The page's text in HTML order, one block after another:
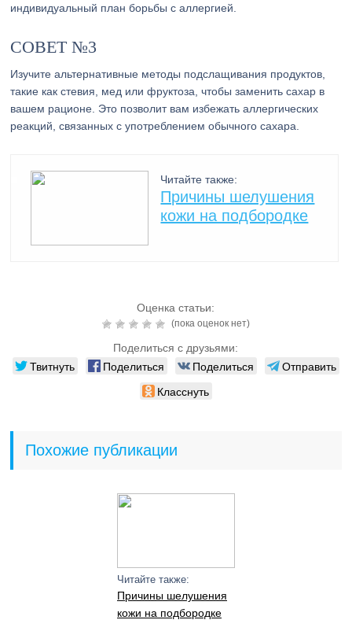
индивидуальный план борьбы с аллергией.
СОВЕТ №3
Изучите альтернативные методы подслащивания продуктов,
такие как стевия, мед или фруктоза, чтобы заменить сахар в
вашем рационе. Это позволит вам избежать аллергических
реакций, связанных с употреблением обычного сахара.
Читайте также:
Причины шелушения
кожи на подбородке
Оценка статьи:
(пока оценок нет)
Поделиться с друзьями:
Твитнуть Поделиться Поделиться
Отправить
Класснуть
Похожие публикации
Читайте также:
Причины шелушения
кожи на подбородке